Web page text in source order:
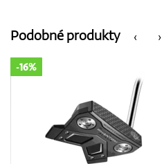
‹
Podobné produkty ›